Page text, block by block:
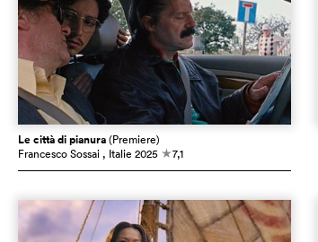
Le città di pianura(Premiere)
Francesco Sossai , Italie 2025 c7,1